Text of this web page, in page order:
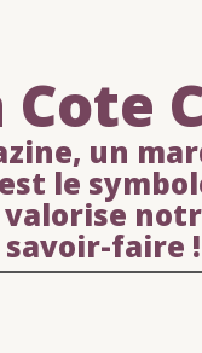
un
le
savoir-faire !